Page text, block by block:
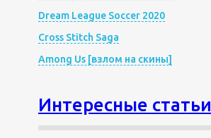
Dream League Soccer 2020
Cross Stitch Saga
Among Us [взлом на скины]
Интересные статьи